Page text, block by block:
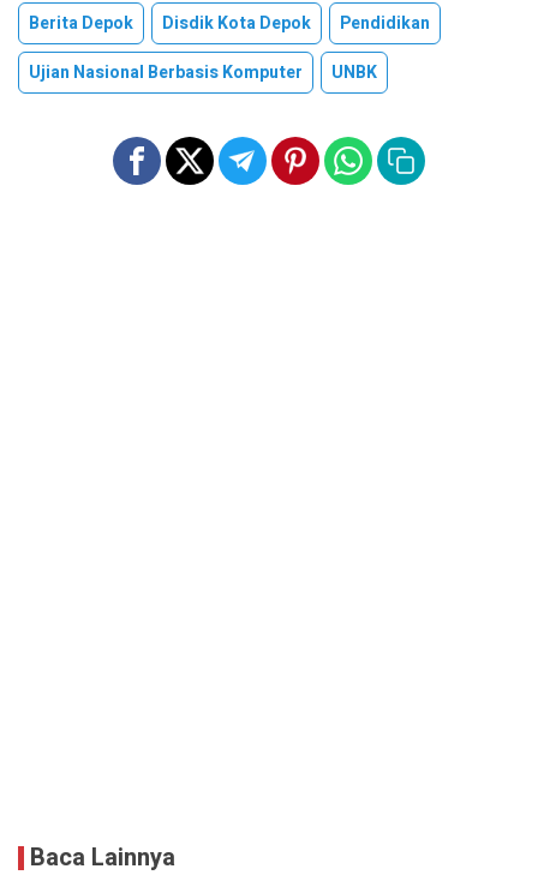
Berita Depok Disdik Kota Depok
Pendidikan
Ujian Nasional Berbasis Komputer
UNBK
Baca Lainnya